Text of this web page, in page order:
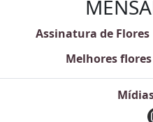
Assinatura de Flores
Melhores